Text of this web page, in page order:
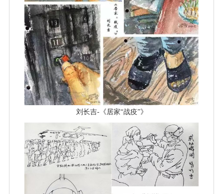
刘长吉-《居家“战疫”》